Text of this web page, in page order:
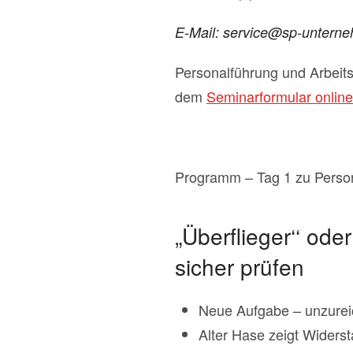
E-Mail: service@sp-
Personalführung und
dem Seminarformular
Programm – Tag 1 zu
„Überflieger‘‘
sicher prüfen
Neue Aufgabe –
Alter Hase zeigt